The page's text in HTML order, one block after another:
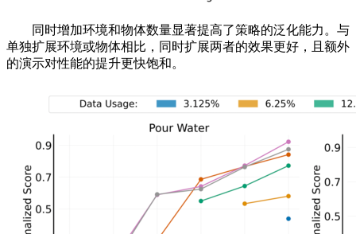
同时增加环境和物体数量显著提高了策略的泛化能力。与
单独扩展环境或物体相比，同时扩展两者的效果更好，且额外
的演示对性能的提升更快饱和。